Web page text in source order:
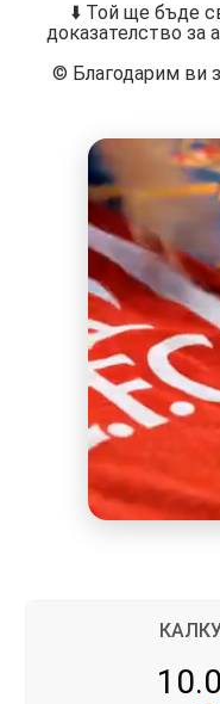
⬇️ Той ще бъде
доказателство за
©️ Благодарим ви